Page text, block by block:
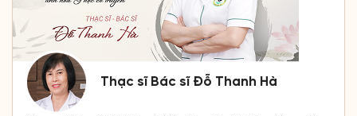
Thạc sĩ Bác sĩ Đỗ Thanh Hà